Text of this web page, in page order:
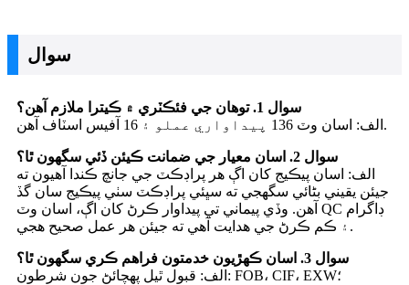
سوال
سوال 1. توهان جي فئڪٽري ۾ ڪيترا ملازم آهن؟
الف: اسان وٽ 136 پيداواري عملو ۽ 16 آفيس اسٽاف آهن.
سوال 2. اسان معيار جي ضمانت ڪيئن ڏئي سگهون ٿا؟
الف: اسان پيڪيج کان اڳ هر پراڊڪٽ جي جانچ ڪندا آهيون ته
جيئن يقيني بڻائي سگهجي ته سڀئي پراڊڪٽ سٺي پيڪيج سان گڏ
آهن. وڏي پيماني تي پيداوار ڪرڻ کان اڳ، اسان وٽ QC ڊاگرام
۽ ڪم ڪرڻ جي هدايت آهي ته جيئن هر عمل صحيح هجي.
سوال 3. اسان ڪهڙيون خدمتون فراهم ڪري سگهون ٿا؟
الف: قبول ٿيل پهچائڻ جون شرطون: FOB، CIF، EXW؛